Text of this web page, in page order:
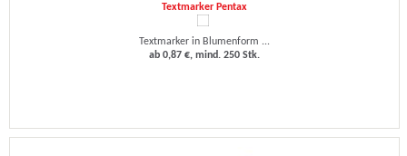
Textmarker Pentax
Textmarker in Blumenform ...
ab 0,87 €, mind. 250 Stk.